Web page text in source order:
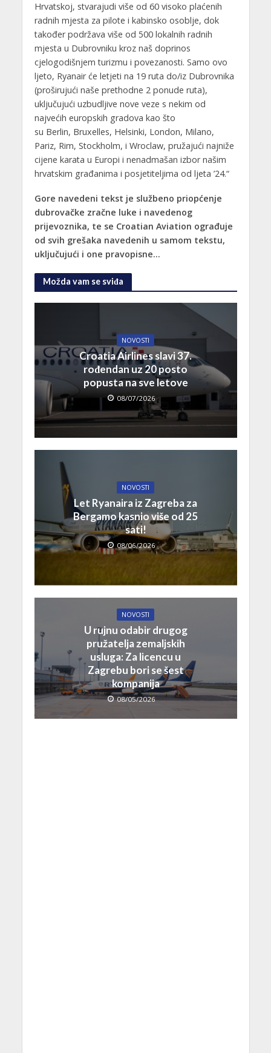
Hrvatskoj, stvarajudi više od 60 visoko plaćenih
radnih mjesta za pilote i kabinsko osoblje, dok
također podržava više od 500 lokalnih radnih
mjesta u Dubrovniku kroz naš doprinos
cjelogodišnjem turizmu i povezanosti. Samo ovo
ljeto, Ryanair će letjeti na 19 ruta do/iz Dubrovnika
(proširujući naše prethodne 2 ponude ruta),
uključujući uzbudljive nove veze s nekim od
najvećih europskih gradova kao što
su Berlin, Bruxelles, Helsinki, London, Milano,
Pariz, Rim, Stockholm, i Wroclaw, pružajući najniže
cijene karata u Europi i nenadmašan izbor našim
hrvatskim građanima i posjetiteljima od ljeta ’24.“
Gore navedeni tekst je službeno priopćenje
dubrovačke zračne luke i navedenog
prijevoznika, te se Croatian Aviation ograđuje
od svih grešaka navedenih u samom tekstu,
uključujući i one pravopisne…
Možda vam se sviđa
NOVOSTI
Croatia Airlines slavi 37.
rođendan uz 20 posto
popusta na sve letove
08/07/2026
NOVOSTI
Let Ryanaira iz Zagreba za
Bergamo kasnio više od 25
sati!
08/06/2026
NOVOSTI
U rujnu odabir drugog
pružatelja zemaljskih
usluga: Za licencu u
Zagrebu bori se šest
kompanija
08/05/2026